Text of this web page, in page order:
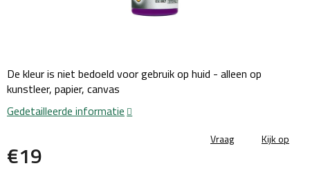
€19
De kleur is niet bedoeld voor gebruik op huid - alleen op
kunstleer, papier, canvas
Gedetailleerde informatie
Vraag Kijk op